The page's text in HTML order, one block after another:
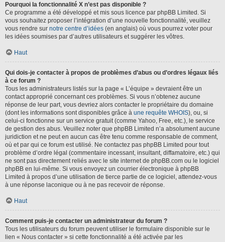
Pourquoi la fonctionnalité X n’est pas disponible ?
Ce programme a été développé et mis sous licence par phpBB Limited. Si
vous souhaitez proposer l’intégration d’une nouvelle fonctionnalité, veuillez
vous rendre sur notre centre d’idées (en anglais) où vous pourrez voter pour
les idées soumises par d’autres utilisateurs et suggérer les vôtres.
Haut
Qui dois-je contacter à propos de problèmes d’abus ou d’ordres légaux liés
à ce forum ?
Tous les administrateurs listés sur la page « L’équipe » devraient être un
contact approprié concernant ces problèmes. Si vous n’obtenez aucune
réponse de leur part, vous devriez alors contacter le propriétaire du domaine
(dont les informations sont disponibles grâce à une requête WHOIS), ou, si
celui-ci fonctionne sur un service gratuit (comme Yahoo, Free, etc.), le service
de gestion des abus. Veuillez noter que phpBB Limited n’a absolument aucune
juridiction et ne peut en aucun cas être tenu comme responsable de comment,
où et par qui ce forum est utilisé. Ne contactez pas phpBB Limited pour tout
problème d’ordre légal (commentaire incessant, insultant, diffamatoire, etc.) qui
ne sont pas directement reliés avec le site internet de phpBB.com ou le logiciel
phpBB en lui-même. Si vous envoyez un courrier électronique à phpBB
Limited à propos d’une utilisation de tierce partie de ce logiciel, attendez-vous
à une réponse laconique ou à ne pas recevoir de réponse.
Haut
Comment puis-je contacter un administrateur du forum ?
Tous les utilisateurs du forum peuvent utiliser le formulaire disponible sur le
lien « Nous contacter » si cette fonctionnalité a été activée par les